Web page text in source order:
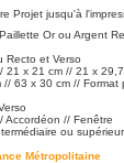
Projet jusqu'à
Or ou Argent
Recto et Verso
21 x 21 cm // 21 x
63 x 30 cm // Format
Accordéon // Fenêtre
ou
Métropolitaine